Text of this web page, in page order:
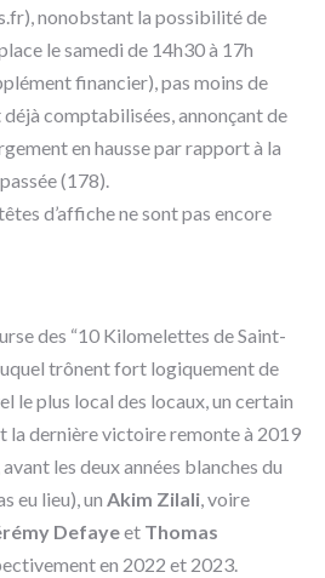
nonobstant la possibilité de
le samedi de 14h30 à 17h
financier), pas moins de
comptabilisées, annonçant de
en hausse par rapport à la
(178).
d’affiche ne sont pas encore
des “10 Kilomelettes de Saint-
trônent fort logiquement de
le plus local des locaux, un certain
la dernière victoire remonte à 2019
les deux années blanches du
eu lieu), un Akim Zilali, voire
Defayeet Thomas
en 2022 et 2023.